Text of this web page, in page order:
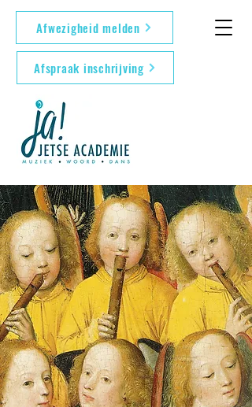
Afwezigheid melden
Afspraak inschrijving